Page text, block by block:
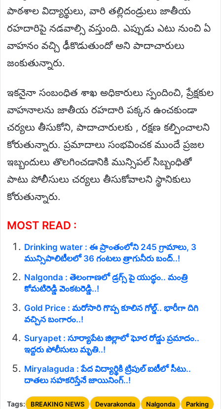
పాఠశాల విద్యార్థులు, వారి తల్లిదండ్రులు జాతీయ
రహదారిపై నడవాల్సి వస్తుంది. ఎప్పుడు ఎటు నుంచి ఏ
వాహనం వచ్చి ఢీకొడుతుందో అని పాదాచారులు
జంకుతున్నారు.
ఇకనైనా సంబంధిత శాఖ అధికారులు స్పందించి, ప్రేక్షకుల
వాహనాలను జాతీయ రహదారి పక్కన ఉంచకుండా
చర్యలు తీసుకోని, పాదాచారులకు , రక్షణ కల్పించాలని
కోరుతున్నారు. ప్రమాదాలు సంభవించక ముందే ప్రజల
ఇబ్బందులు తొలగించడానికి మున్సిపల్‌ సిబ్బంధితో
పాటు పోలీసులు చర్యలు తీసుకోవాలని స్థానికులు
కోరుతున్నారు.
MOST READ :
Drinking water : ఈ ప్రాంతంలోని 245 గ్రామాలు, 3
మున్సిపాలిటీలలో 36 గంటలు త్రాగునీరు బంద్..!
Nalgonda : తెలంగాణలో డ్రగ్స్ పై యుద్ధం.. మంత్రి
కోమటిరెడ్డి వెంకటరెడ్డి..!
Gold Price : మరోసారి గొప్ప కూలిన గోల్డ్.. భారీగా దిగి
వచ్చిన బంగారం..!
Suryapet : సూర్యాపేట జిల్లాలో ఘోర రోడ్డు ప్రమాదం..
ఇద్దరు పోలీసులు మృతి..!
Miryalaguda : పేద విద్యార్థికి ట్రిపుల్ ఐటీలో సీటు..
దాతలు సహకరిస్తేనే జాయినింగ్..!
Tags: BREAKING NEWS Devarakonda Nalgonda Parking